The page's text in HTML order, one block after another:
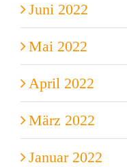
Juni 2022
Mai 2022
April 2022
März 2022
Januar 2022